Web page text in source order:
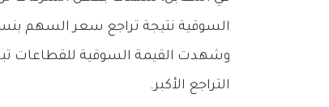
‬السوقية‭ ‬نتيجة‭ ‬تراجع‭ ‬سعر‭ ‬السهم‭ ‬بنسبة‭ ‬1‭.‬32‭ %.‬
‬التراجع‭ ‬الأكبر‭.‬